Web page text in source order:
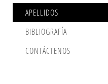
APELLIDOS
BIBLIOGRAFÍA
CONTÁCTENOS